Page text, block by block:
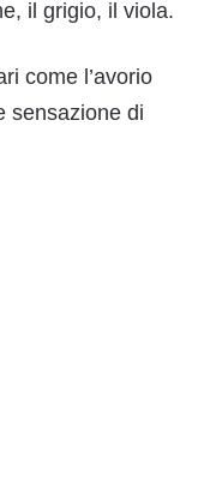
il grigio, il viola.
come l’avorio
sensazione di